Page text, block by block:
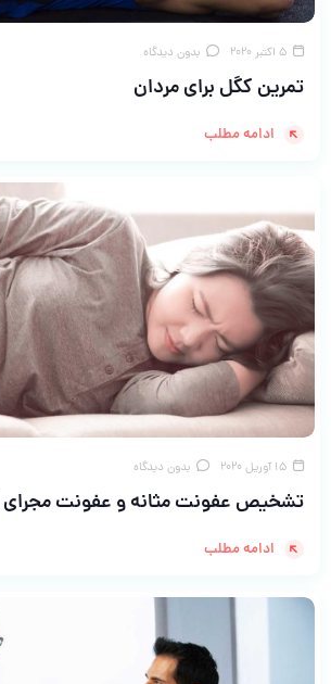
5 اکتبر 2020 بدون دیدگاه
تمرین کگل برای مردان
ادامه مطلب
15 آوریل 2020 بدون دیدگاه
تشخیص عفونت مثانه و عفونت مجرای
ادامه مطلب